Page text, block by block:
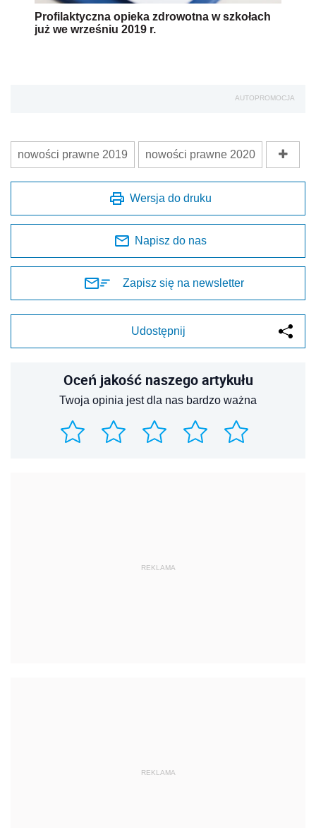
Profilaktyczna opieka zdrowotna w szkołach
już we wrześniu 2019 r.
AUTOPROMOCJA
nowości prawne 2019 nowości prawne 2020
Wersja do druku
Napisz do nas
Zapisz się na newsletter
Udostępnij
Oceń jakość naszego artykułu
Twoja opinia jest dla nas bardzo ważna
REKLAMA
REKLAMA